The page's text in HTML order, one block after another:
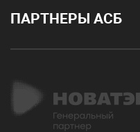
ПАРТНЕРЫ АСБ